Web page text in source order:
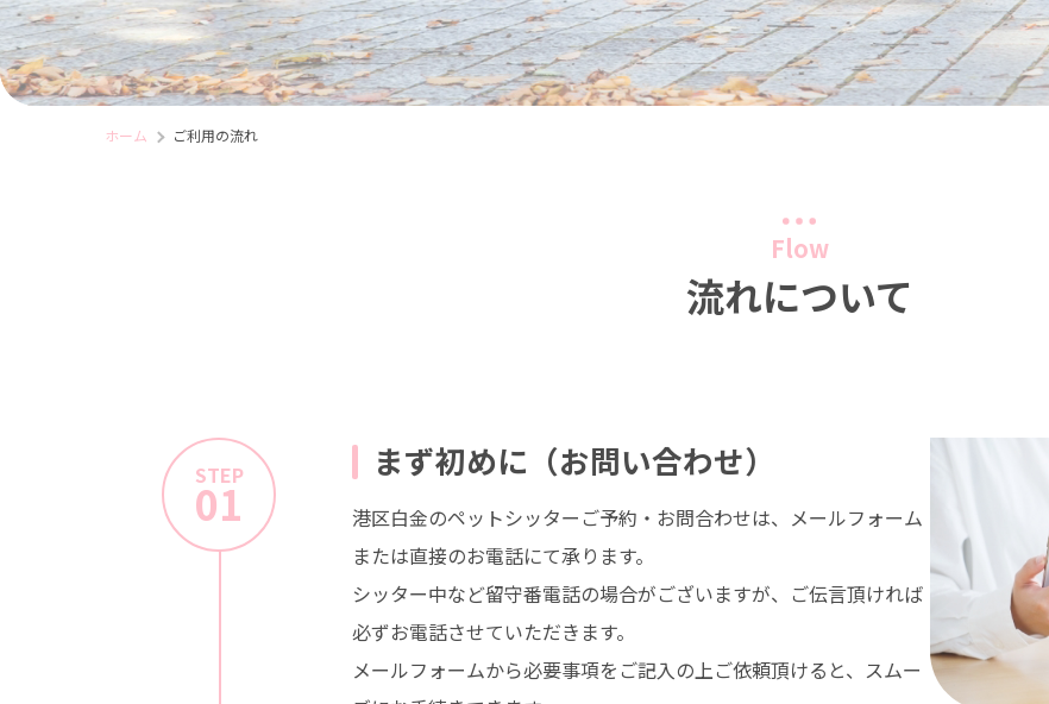
ホーム ご利用の流れ
Flow
流れについて
STEP
01
まず初めに（お問い合わせ）
港区白金のペットシッターご予約・お問合わせは、メールフォーム
または直接のお電話にて承ります。
シッター中など留守番電話の場合がございますが、ご伝言頂ければ
必ずお電話させていただきます。
メールフォームから必要事項をご記入の上ご依頼頂けると、スムー